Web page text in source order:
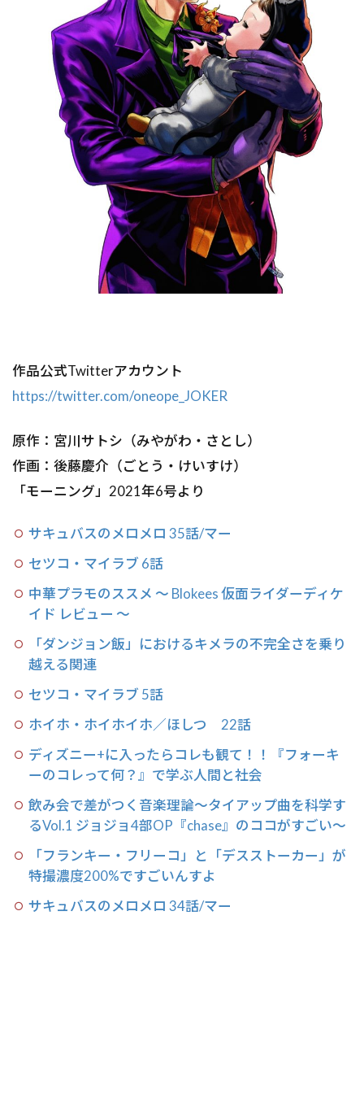
作品公式Twitterアカウント
https://twitter.com/oneope_JOKER
原作：宮川サトシ（みやがわ・さとし）
作画：後藤慶介（ごとう・けいすけ）
「モーニング」2021年6号より
サキュバスのメロメロ 35話/マー
セツコ・マイラブ 6話
中華プラモのススメ 〜 Blokees 仮面ライダーディケ
イド レビュー 〜
「ダンジョン飯」におけるキメラの不完全さを乗り
越える関連
セツコ・マイラブ 5話
ホイホ・ホイホイホ／ほしつ 22話
ディズニー+に入ったらコレも観て！！『フォーキ
ーのコレって何？』で学ぶ人間と社会
飲み会で差がつく音楽理論〜タイアップ曲を科学す
るVol.1 ジョジョ4部OP『chase』のココがすごい〜
「フランキー・フリーコ」と「デスストーカー」が
特撮濃度200%ですごいんすよ
サキュバスのメロメロ 34話/マー